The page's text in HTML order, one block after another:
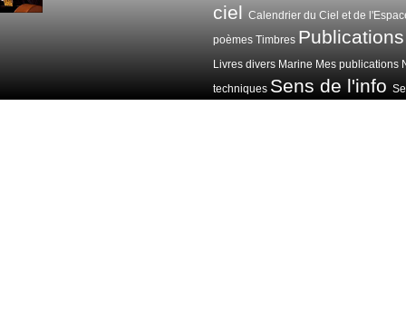
ciel Calendrier du Ciel et de
poèmes Timbres Publications
Livres divers Marine Mes publications
techniques Sens de l'info